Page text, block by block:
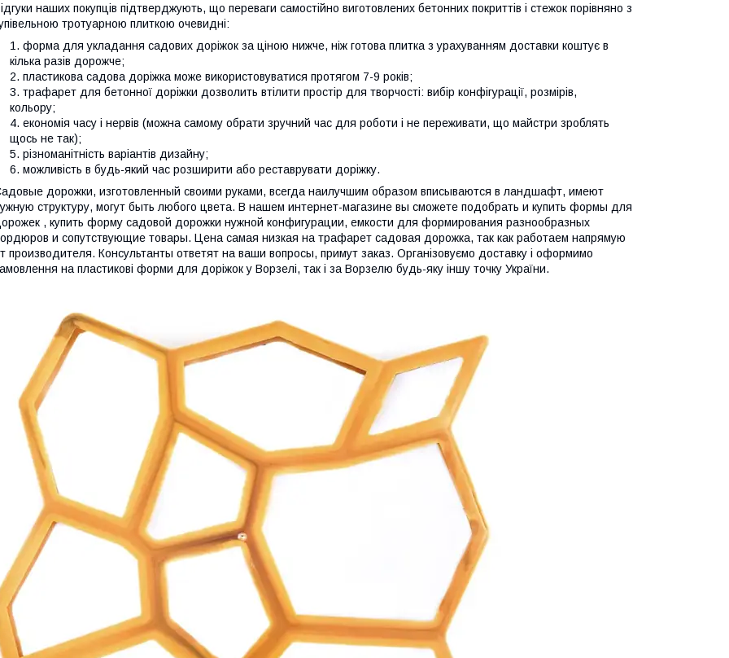
наших покупців підтверджують, що переваги самостійно виготовлених бетонних покриттів і стежок порівняно з
тротуарною плиткою очевидні:
форма для укладання садових доріжок за ціною нижче, ніж готова плитка з урахуванням доставки коштує в
кілька разів дорожче;
пластикова садова доріжка може використовуватися протягом 7-9 років;
трафарет для бетонної доріжки дозволить втілити простір для творчості: вибір конфігурації, розмірів,
кольору;
економія часу і нервів (можна самому обрати зручний час для роботи і не переживати, що майстри зроблять
щось не так);
різноманітність варіантів дизайну;
можливість в будь-який час розширити або реставрувати доріжку.
дорожки, изготовленный своими руками, всегда наилучшим образом вписываются в ландшафт, имеют
структуру, могут быть любого цвета. В нашем интернет-магазине вы сможете подобрать и купить формы для
, купить форму садовой дорожки нужной конфигурации, емкости для формирования разнообразных
и сопутствующие товары. Цена самая низкая на трафарет садовая дорожка, так как работаем напрямую
производителя. Консультанты ответят на ваши вопросы, примут заказ. Організовуємо доставку і оформимо
на пластикові форми для доріжок у Ворзелі, так і за Ворзелю будь-яку іншу точку України.